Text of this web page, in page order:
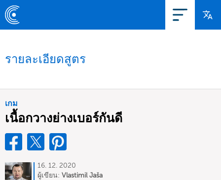
รายละเอียดสูตร
เกม
เนื้อกวางย่างเบอร์กันดี
16. 12. 2020
ผู้เขียน: Vlastimil Jaša